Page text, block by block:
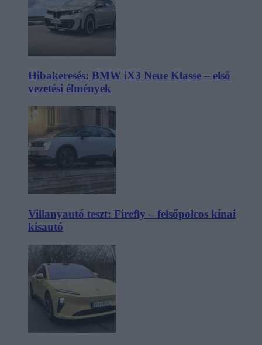
Hibakeresés: BMW iX3 Neue Klasse – első
vezetési élmények
Villanyautó teszt: Firefly – felsőpolcos kínai
kisautó